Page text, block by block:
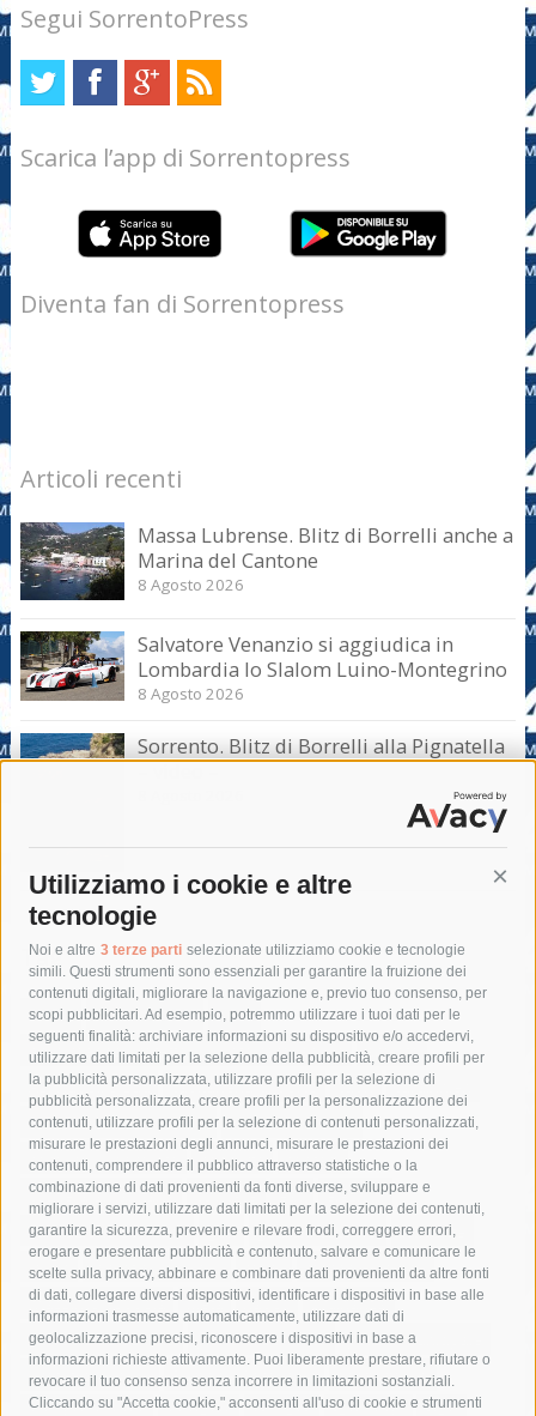
Utilizziamo i cookie e altre
tecnologie
Noi e altre 3 terze parti selezionate utilizziamo cookie e tecnologie
simili. Questi strumenti sono essenziali per garantire la fruizione dei
contenuti digitali, migliorare la navigazione e, previo tuo consenso, per
scopi pubblicitari. Ad esempio, potremmo utilizzare i tuoi dati per le
seguenti finalità: archiviare informazioni su dispositivo e/o accedervi,
utilizzare dati limitati per la selezione della pubblicità, creare profili per
la pubblicità personalizzata, utilizzare profili per la selezione di
pubblicità personalizzata, creare profili per la personalizzazione dei
contenuti, utilizzare profili per la selezione di contenuti personalizzati,
misurare le prestazioni degli annunci, misurare le prestazioni dei
contenuti, comprendere il pubblico attraverso statistiche o la
combinazione di dati provenienti da fonti diverse, sviluppare e
migliorare i servizi, utilizzare dati limitati per la selezione dei contenuti,
garantire la sicurezza, prevenire e rilevare frodi, correggere errori,
erogare e presentare pubblicità e contenuto, salvare e comunicare le
scelte sulla privacy, abbinare e combinare dati provenienti da altre fonti
di dati, collegare diversi dispositivi, identificare i dispositivi in base alle
informazioni trasmesse automaticamente, utilizzare dati di
geolocalizzazione precisi, riconoscere i dispositivi in base a
informazioni richieste attivamente. Puoi liberamente prestare, rifiutare o
revocare il tuo consenso senza incorrere in limitazioni sostanziali.
Cliccando su "Accetta cookie," acconsenti all'uso di cookie e strumenti
Segui SorrentoPress
Scarica l’app di Sorrentopress
Diventa fan di Sorrentopress
Articoli recenti
Massa Lubrense. Blitz di Borrelli anche a
Marina del Cantone
8 Agosto 2026
Salvatore Venanzio si aggiudica in
Lombardia lo Slalom Luino-Montegrino
8 Agosto 2026
Sorrento. Blitz di Borrelli alla Pignatella
– video –
Tag
acqua allerta meteo
anas
area marina protetta di punta campanella
arresto
Asl Napoli 3 sud
capitaneria di porto capri
carabinieri
castellammare di stabia
circumvesuviana
comune di sorrento
concerto
contagi
costiera amalfitana
covid-19 eav
elezioni
fondazione sorrento
gori guardia costiera
incidente
lavori
lorenzo balducelli mare
massa lubrense
massimo coppola
Meta napoli
ordinanza
penisola sorrentina
piano di sorrento
polizia municipale
protezione civile
Regione Campania
sant'agnello
sindaco cuomo
sorrento studenti temporali treni